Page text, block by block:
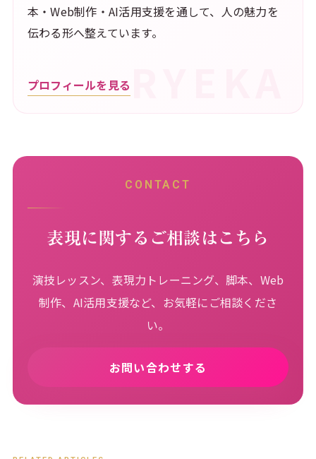
本・Web制作・AI活用支援を通して、人の魅力を
伝わる形へ整えています。
プロフィールを見る
CONTACT
表現に関するご相談はこちら
演技レッスン、表現力トレーニング、脚本、Web
制作、AI活用支援など、お気軽にご相談くださ
い。
お問い合わせする